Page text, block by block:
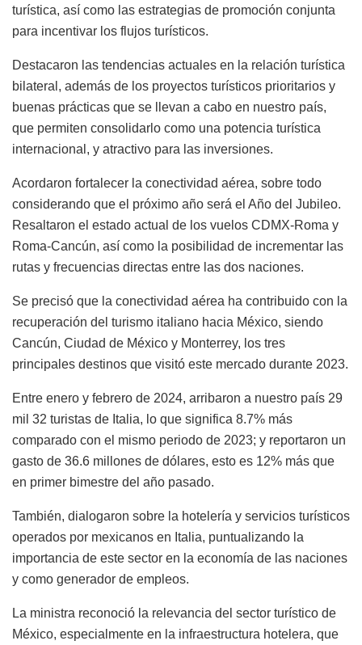
turística, así como las estrategias de promoción conjunta
para incentivar los flujos turísticos.
Destacaron las tendencias actuales en la relación turística
bilateral, además de los proyectos turísticos prioritarios y
buenas prácticas que se llevan a cabo en nuestro país,
que permiten consolidarlo como una potencia turística
internacional, y atractivo para las inversiones.
Acordaron fortalecer la conectividad aérea, sobre todo
considerando que el próximo año será el Año del Jubileo.
Resaltaron el estado actual de los vuelos CDMX-Roma y
Roma-Cancún, así como la posibilidad de incrementar las
rutas y frecuencias directas entre las dos naciones.
Se precisó que la conectividad aérea ha contribuido con la
recuperación del turismo italiano hacia México, siendo
Cancún, Ciudad de México y Monterrey, los tres
principales destinos que visitó este mercado durante 2023.
Entre enero y febrero de 2024, arribaron a nuestro país 29
mil 32 turistas de Italia, lo que significa 8.7% más
comparado con el mismo periodo de 2023; y reportaron un
gasto de 36.6 millones de dólares, esto es 12% más que
en primer bimestre del año pasado.
También, dialogaron sobre la hotelería y servicios turísticos
operados por mexicanos en Italia, puntualizando la
importancia de este sector en la economía de las naciones
y como generador de empleos.
La ministra reconoció la relevancia del sector turístico de
México, especialmente en la infraestructura hotelera, que